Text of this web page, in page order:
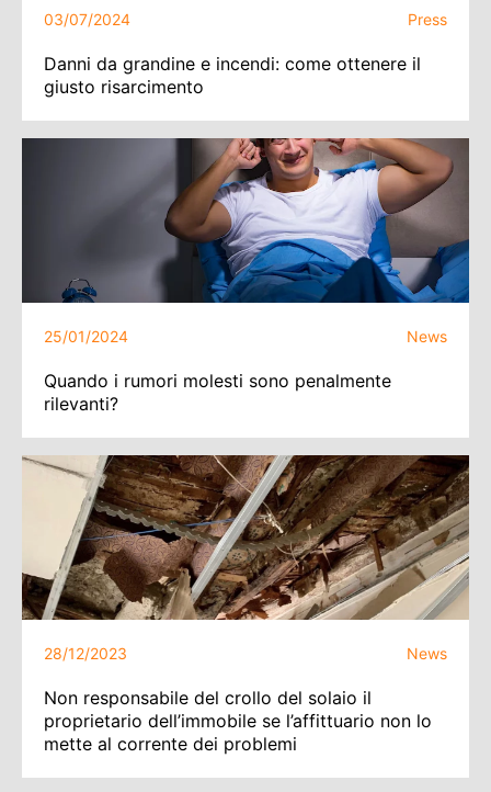
03/07/2024 Press
Danni da grandine e incendi: come ottenere il
giusto risarcimento
25/01/2024 News
Quando i rumori molesti sono penalmente
rilevanti?
28/12/2023 News
Non responsabile del crollo del solaio il
proprietario dell’immobile se l’affittuario non lo
mette al corrente dei problemi